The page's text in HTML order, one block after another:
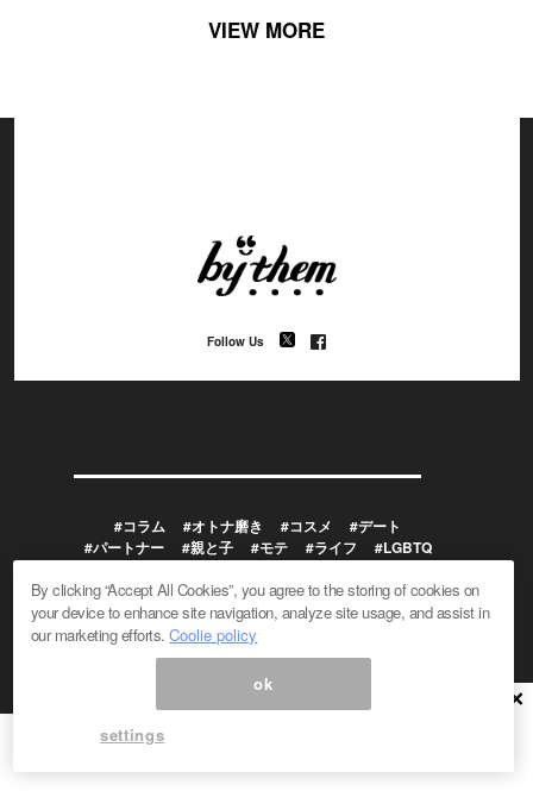
VIEW MORE
Follow Us
#コラム #オトナ磨き #コスメ
#デート
#パートナー
#親と子 #モテ #ライフ
#LGBTQ
#ファッション
#エンタメ #カルチャー #トレンド
編集部へのお問い合わせ
プレスリリース受付
×
By clicking “Accept All Cookies”, you agree to the storing of cookies on
your device to enhance site navigation, analyze site usage, and assist in
our marketing efforts.Coolie policy
ok
settings